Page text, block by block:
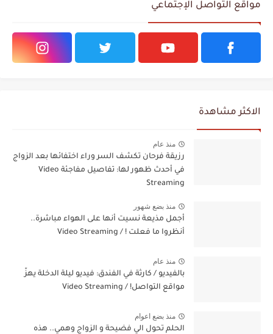
مواقع التواصل الإجتماعي
الاكثر مشاهدة
منذ عام
رزيقة فرحان تكشف السر وراء اختفائها بعد الزواج
في أحدث ظهور لها: تفاصيل مفاجئة Video
Streaming
منذ بضع شهور
أجمل مذيعة نسيت أنها على الهواء مباشرة..
أنظروا ما فعلت ! / Video Streaming
منذ عام
بالفيديو / كارثة في الفندق: فيديو ليلة الدخلة يهزّ
مواقع التواصل! / Video Streaming
منذ بضع اعوام
الحلم تحول الي فضيحة و الزواج وهمي.. هذه